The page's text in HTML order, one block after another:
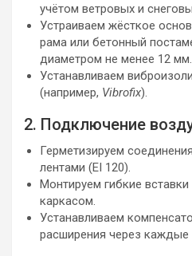
учётом ветровых и
Устраиваем жёсткое
рама или бетонный
диаметром не менее 12 мм.
Устанавливаем
(например, Vibrofix).
2. Подключение
Герметизируем
лентами (EI 120).
Монтируем гибкие
каркасом.
Устанавливаем
расширения через каждые